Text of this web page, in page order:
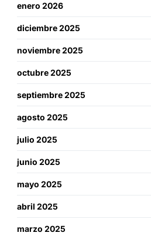
enero 2026
diciembre 2025
noviembre 2025
octubre 2025
septiembre 2025
agosto 2025
julio 2025
junio 2025
mayo 2025
abril 2025
marzo 2025